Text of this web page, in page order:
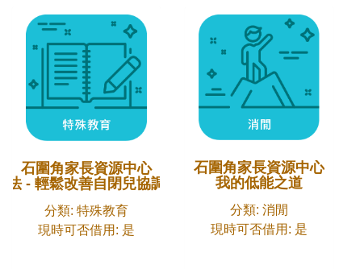
用指南
石圍角家長資源中心
法 - 輕鬆改善自閉兒協調能力和平衡感
分類: 特殊教育
現時可否借用: 是
石圍角家長資源中心
我的低能之道
分類: 消閒
現時可否借用: 是